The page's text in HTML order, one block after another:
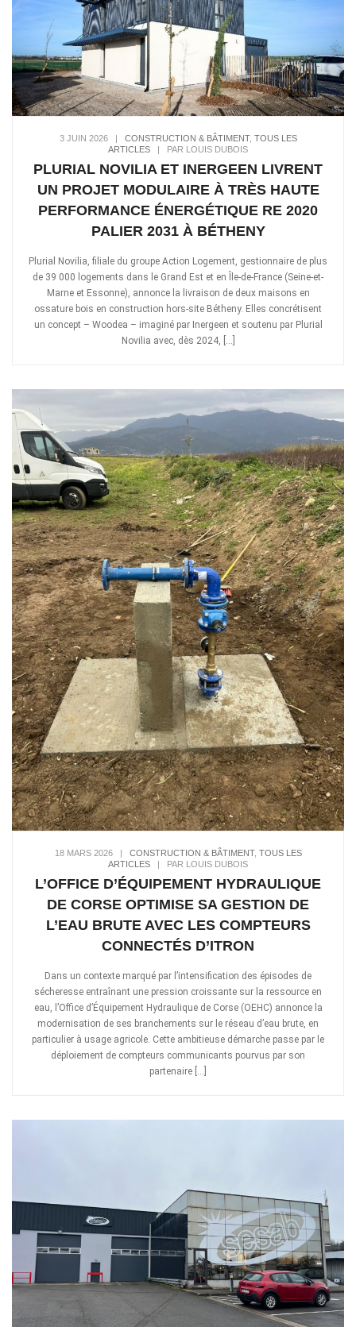
3 JUIN 2026| CONSTRUCTION & BÂTIMENT, TOUS LES
ARTICLES | PAR LOUIS DUBOIS
PLURIAL NOVILIA ET INERGEEN LIVRENT
UN PROJET MODULAIRE À TRÈS HAUTE
PERFORMANCE ÉNERGÉTIQUE RE 2020
PALIER 2031 À BÉTHENY
Plurial Novilia, filiale du groupe Action Logement, gestionnaire de plus
de 39 000 logements dans le Grand Est et en Île-de-France (Seine-et-
Marne et Essonne), annonce la livraison de deux maisons en
ossature bois en construction hors-site Bétheny. Elles concrétisent
un concept – Woodea – imaginé par Inergeen et soutenu par Plurial
Novilia avec, dès 2024, […]
18 MARS 2026| CONSTRUCTION & BÂTIMENT, TOUS LES
ARTICLES
PAR LOUIS DUBOIS
L’OFFICE D’ÉQUIPEMENT HYDRAULIQUE
DE CORSE OPTIMISE SA GESTION DE
L’EAU BRUTE AVEC LES COMPTEURS
CONNECTÉS D’ITRON
Dans un contexte marqué par l’intensification des épisodes de
sécheresse entraînant une pression croissante sur la ressource en
eau, l’Office d’Équipement Hydraulique de Corse (OEHC) annonce la
modernisation de ses branchements sur le réseau d’eau brute, en
particulier à usage agricole. Cette ambitieuse démarche passe par le
déploiement de compteurs communicants pourvus par son
partenaire […]